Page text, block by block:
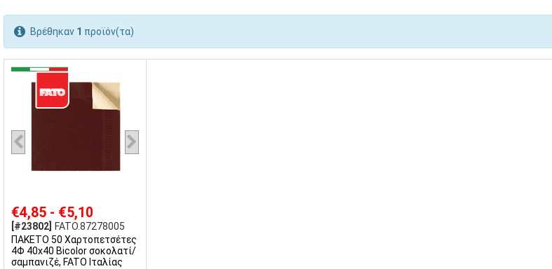
Βρέθηκαν 1 προϊόν(τα)
€4,85 - €5,10
[#23802]
FATO.87278005
ΠΑΚΕΤΟ 50 Χαρτοπετσέτες
4Φ 40x40 Bicolor σοκολατί/
σαμπανιζέ, FATO Ιταλίας